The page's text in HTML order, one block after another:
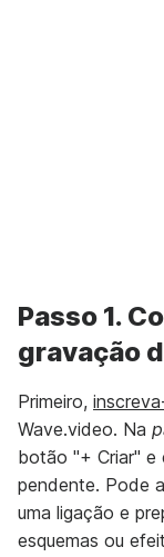
Passo 1.
gravação
Primeiro,
Wave.video. Na
botão "+ Criar" e
pendente. Pode
uma ligação e
esquemas ou